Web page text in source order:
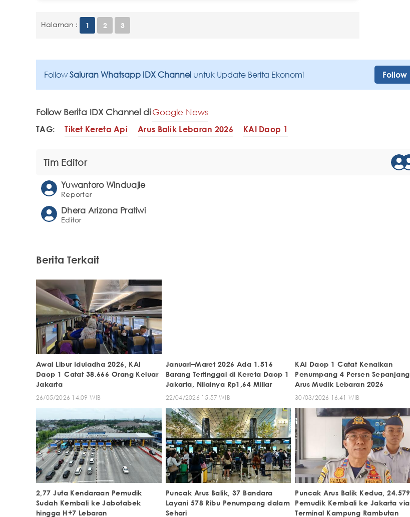
Halaman : 1 2 3
Follow Saluran Whatsapp IDX Channel untuk Update Berita Ekonomi Follow
Follow Berita IDX Channel diGoogle News
TAG: Tiket Kereta Api Arus Balik Lebaran 2026 KAI Daop 1
Tim Editor
Yuwantoro Winduajie
Reporter
Dhera Arizona Pratiwi
Editor
Berita Terkait
Awal Libur Iduladha 2026, KAI
Daop 1 Catat 38.666 Orang Keluar
Jakarta
26/05/2026 14:09 WIB
Januari–Maret 2026 Ada 1.516
Barang Tertinggal di Kereta Daop 1
Jakarta, Nilainya Rp1,64 Miliar
22/04/2026 15:57 WIB
KAI Daop 1 Catat Kenaikan
Penumpang 4 Persen Sepanjang
Arus Mudik Lebaran 2026
30/03/2026 16:41 WIB
2,77 Juta Kendaraan Pemudik
Sudah Kembali ke Jabotabek
hingga H+7 Lebaran
Puncak Arus Balik, 37 Bandara
Layani 578 Ribu Penumpang dalam
Sehari
Puncak Arus Balik Kedua, 24.579
Pemudik Kembali ke Jakarta via
Terminal Kampung Rambutan